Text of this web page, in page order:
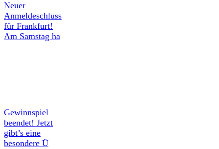
Neuer
Anmeldeschluss
für Frankfurt!
Am Samstag ha
Gewinnspiel
beendet! Jetzt
gibt’s eine
besondere Ü